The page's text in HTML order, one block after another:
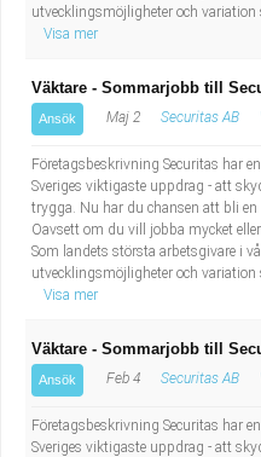
utvecklingsmöjligheter och
Visa mer
Väktare - Sommarjobb till
Ansök Maj 2 Securitas AB
Företagsbeskrivning Securitas har
Sveriges viktigaste uppdrag - att
trygga. Nu har du chansen att bli en
Oavsett om du vill jobba mycket
Som landets största arbetsgivare i
utvecklingsmöjligheter och
Visa mer
Väktare - Sommarjobb till
Ansök Feb 4 Securitas AB
Företagsbeskrivning Securitas har
Sveriges viktigaste uppdrag - att